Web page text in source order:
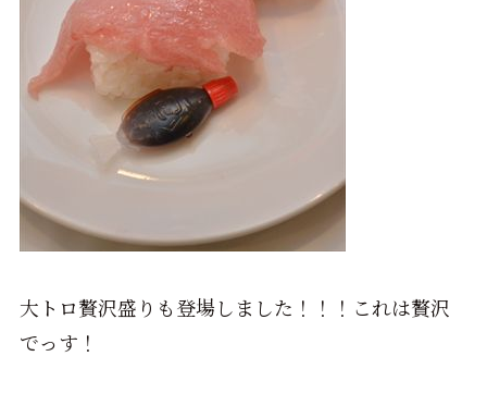
大トロ贅沢盛りも登場しました！！！これは贅沢
でっす！